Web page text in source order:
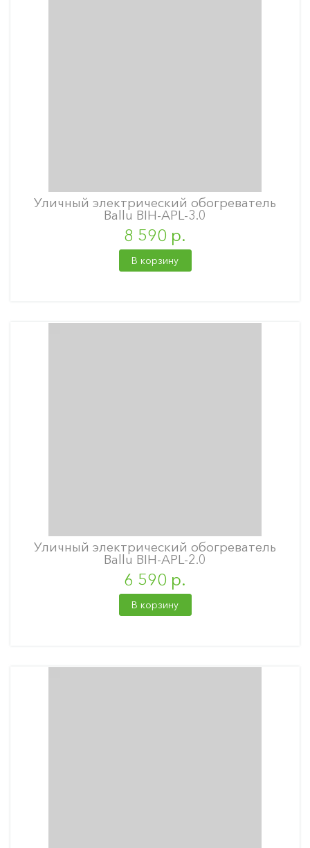
Уличный электрический обогреватель
Ballu BIH-APL-3.0
8 590 р.
В корзину
Уличный электрический обогреватель
Ballu BIH-APL-2.0
6 590 р.
В корзину